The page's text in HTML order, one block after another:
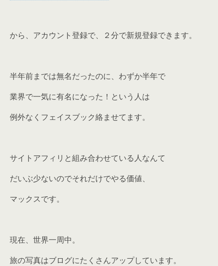
から、アカウント登録で、２分で新規登録できます。
半年前までは無名だったのに、わずか半年で
業界で一気に有名になった！という人は
例外なくフェイスブック絡ませてます。
サイトアフィリと組み合わせている人なんて
だいぶ少ないのでそれだけでやる価値、
マックスです。
現在、世界一周中。
旅の写真はブログにたくさんアップしています。